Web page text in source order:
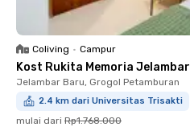
Coliving • Campur
Kost Rukita Memoria Jelambar
Jelambar Baru, Grogol Petamburan
2.4 km dari Universitas Trisakti
mulai dari Rp1.768.000